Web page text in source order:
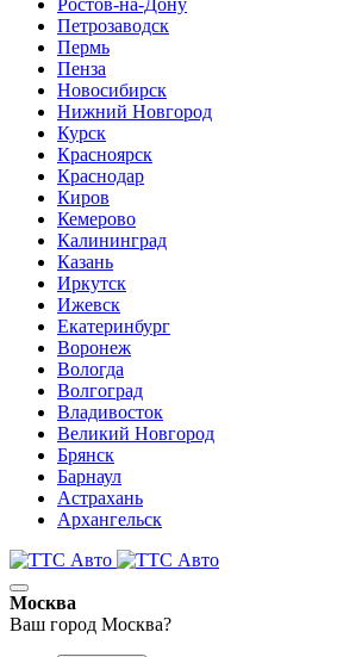
Ростов-на-Дону
Петрозаводск
Пермь
Пенза
Новосибирск
Нижний Новгород
Курск
Красноярск
Краснодар
Киров
Кемерово
Калининград
Казань
Иркутск
Ижевск
Екатеринбург
Воронеж
Вологда
Волгоград
Владивосток
Великий Новгород
Брянск
Барнаул
Астрахань
Архангельск
Москва
Ваш город Москва?